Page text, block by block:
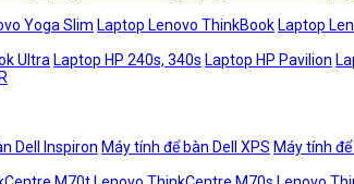
Yoga Slim Laptop Lenovo ThinkBook Laptop
Ultra Laptop HP 240s, 340s Laptop HP Pavilion
Dell Inspiron Máy tính để bàn Dell XPS Máy tính